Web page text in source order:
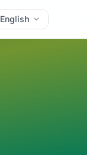
English